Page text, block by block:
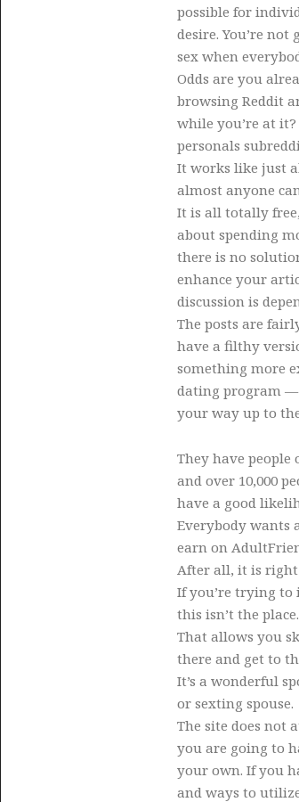
possible for
desire. You’re
sex when
Odds are you
browsing Reddit
while you’re at
personals
It works like just
almost anyone
It is all totally
about spending
there is no
enhance your
discussion is
The posts are
have a filthy
something more
dating program
your way up to
They have
and over 10,000
have a good
Everybody wants
earn on
After all, it is
If you’re trying
this isn’t the place.
That allows you
there and get to
It’s a wonderful
or sexting spouse.
The site does not
you are going to
your own. If you
and ways to